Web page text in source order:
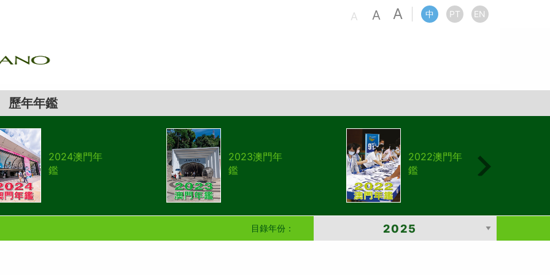
A A A 中 PT EN
歷年年鑑
2024澳門年
鑑
2023澳門年
鑑
2022澳門年
鑑
目錄年份：